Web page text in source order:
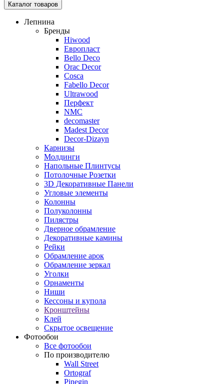
Каталог товаров
Лепнина
Бренды
Hiwood
Европласт
Bello Deco
Orac Decor
Cosca
Fabello Decor
Ultrawood
Перфект
NMC
decomaster
Madest Decor
Decor-Dizayn
Карнизы
Молдинги
Напольные Плинтусы
Потолочные Розетки
3D Декоративные Панели
Угловые элементы
Колонны
Полуколонны
Пилястры
Дверное обрамление
Декоративные камины
Рейки
Обрамление арок
Обрамление зеркал
Уголки
Орнаменты
Ниши
Кессоны и купола
Кронштейны
Клей
Скрытое освещение
Фотообои
Все фотообои
По производителю
Wall Street
Ortograf
Pinegin